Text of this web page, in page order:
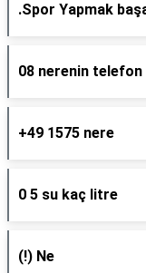
.Spor Yapmak
08 nerenin telefon
+49 1575 nere
0 5 su kaç litre
(!) Ne